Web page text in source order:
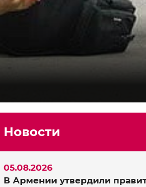
Новости
В Армении утвердили
05.08.2026